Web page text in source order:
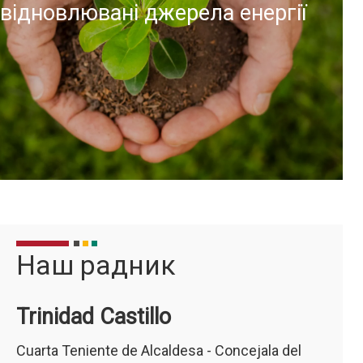
БІЛЬШЕ ІНФОРМАЦІЇ
відновлювані джерела енергії
відвідайте наступну сторінку
Наш радник
Trinidad Castillo
Cuarta Teniente de Alcaldesa - Concejala del